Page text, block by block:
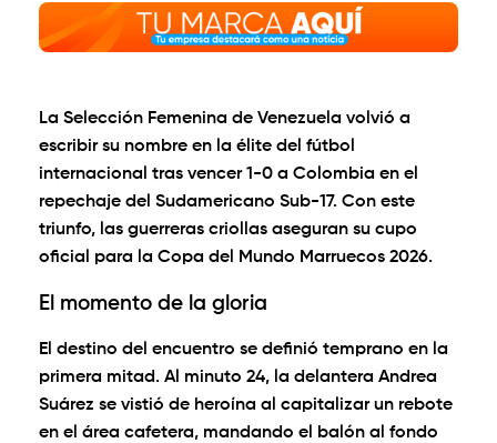
La Selección Femenina de Venezuela volvió a
escribir su nombre en la élite del fútbol
internacional tras vencer1-0 a Colombia en el
repechaje del Sudamericano Sub-17. Con este
triunfo, las guerreras criollas aseguran su cupo
oficial para la Copa del Mundo Marruecos 2026.
El momento de la gloria
El destino del encuentro se definió temprano en la
primera mitad. Al minuto 24, la delantera Andrea
Suárez se vistió de heroína al capitalizar un rebote
en el área cafetera, mandando el balón al fondo